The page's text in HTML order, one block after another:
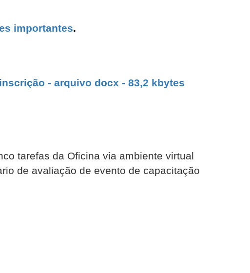
importantes.
- arquivo docx - 83,2 kbytes
tarefas da Oficina via ambiente virtual
de avaliação de evento de capacitação